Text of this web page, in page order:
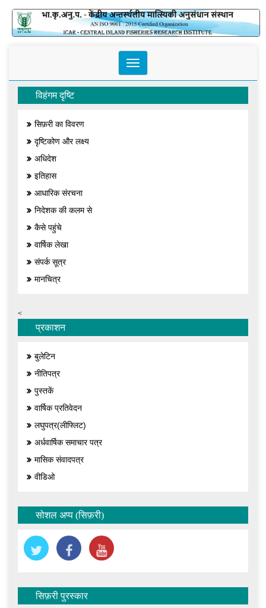
Toggle
navigation
विहंगम दृष्टि
सिफ़री का विवरण
दृष्टिकोण और लक्ष्य
अधिदेश
इतिहास
आधारिक संरचना
निदेशक की कलम से
कैसे पहुंचे
वार्षिक लेखा
संपर्क सूत्र
मानचित्र
<
प्रकाशन
बुलेटिन
नीतिपत्र
पुस्तकें
वार्षिक प्रतिवेदन
लघुपत्र(लीफ्लिट)
अर्धवार्षिक समाचार पत्र
मासिक संवादपत्र
वीडिओ
सोशल अप्प (सिफ़री)
सिफ़री पुरस्कार